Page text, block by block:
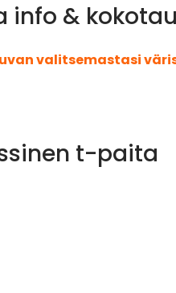
info &
valitsemastasi
t-paita